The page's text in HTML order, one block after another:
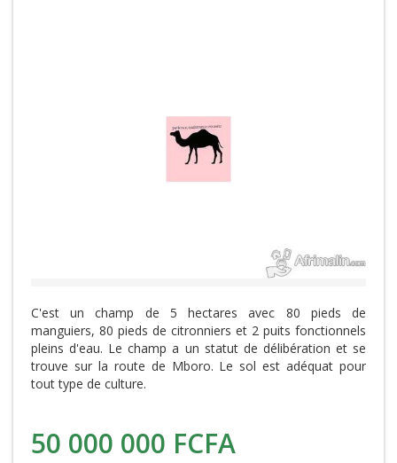
C'est un champ de 5 hectares avec 80 pieds de
manguiers, 80 pieds de citronniers et 2 puits fonctionnels
pleins d'eau. Le champ a un statut de délibération et se
trouve sur la route de Mboro. Le sol est adéquat pour
tout type de culture.
50 000 000 FCFA